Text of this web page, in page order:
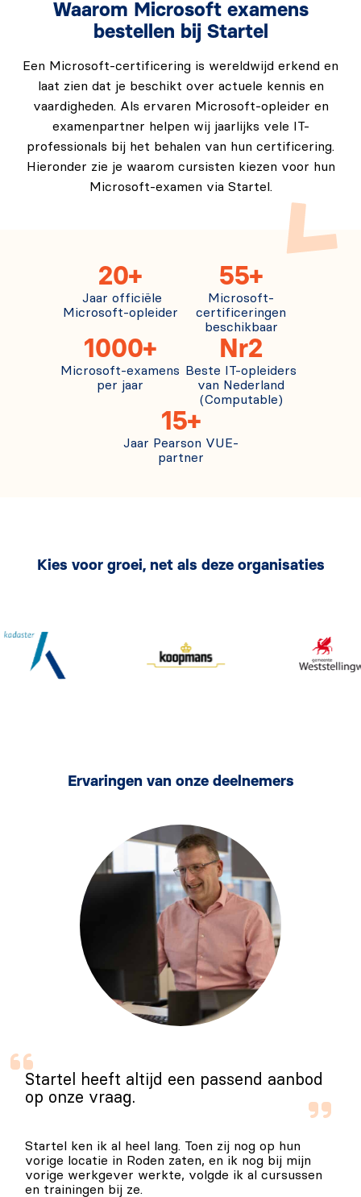
Waarom Microsoft examens
bestellen bij Startel
Een Microsoft-certificering is wereldwijd erkend en
laat zien dat je beschikt over actuele kennis en
vaardigheden. Als ervaren Microsoft-opleider en
examenpartner helpen wij jaarlijks vele IT-
professionals bij het behalen van hun certificering.
Hieronder zie je waarom cursisten kiezen voor hun
Microsoft-examen via Startel.
20+
Jaar officiële
Microsoft-opleider
55+
Microsoft-
certificeringen
beschikbaar
1000+
Microsoft-examens
per jaar
Nr2
Beste IT-opleiders
van Nederland
(Computable)
15+
Jaar Pearson VUE-
partner
Kies voor groei, net als deze organisaties
Ervaringen van onze deelnemers
Startel heeft altijd een passend aanbod
op onze vraag.
Startel ken ik al heel lang. Toen zij nog op hun
vorige locatie in Roden zaten, en ik nog bij mijn
vorige werkgever werkte, volgde ik al cursussen
en trainingen bij ze.